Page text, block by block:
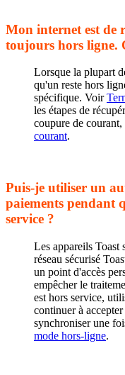
Mon internet est de
toujours hors ligne.
Lorsque la plupart
qu'un reste hors
spécifique. Voir
les étapes de
coupure de
courant.
Puis-je utiliser un
paiements pendant
service ?
Les appareils Toast
réseau sécurisé
un point d'accès
empêcher le
est hors service,
continuer à
synchroniser une
mode hors-ligne.